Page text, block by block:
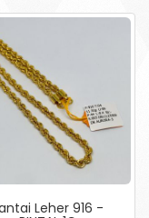
Leher 916 -